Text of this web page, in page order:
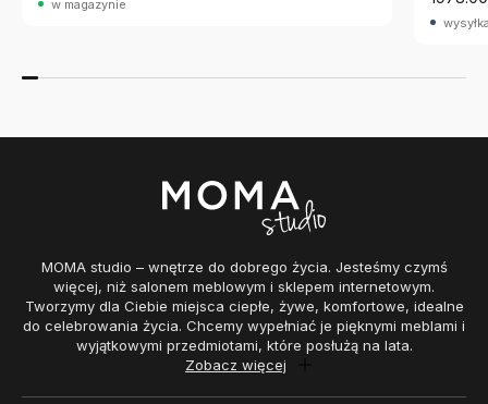
w magazynie
MOMA studio – wnętrze do dobrego życia. Jesteśmy czymś
więcej, niż salonem meblowym i sklepem internetowym.
Tworzymy dla Ciebie miejsca ciepłe, żywe, komfortowe, idealne
do celebrowania życia. Chcemy wypełniać je pięknymi meblami i
wyjątkowymi przedmiotami, które posłużą na lata.
Zobacz więcej